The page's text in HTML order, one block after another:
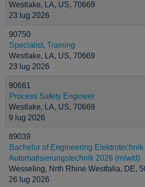
Westlake, LA, US, 70669
23 lug 2026
90750
Specialist, Training
Westlake, LA, US, 70669
23 lug 2026
90661
Process Safety Engineer
Westlake, LA, US, 70669
9 lug 2026
89039
Bachelor of Engineering
Automatisierungstechnik 2026 (m/w/d)
Wesseling, Nrth Rhine Westfalia, DE,
26 lug 2026